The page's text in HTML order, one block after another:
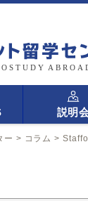
説明
ー > コラム >